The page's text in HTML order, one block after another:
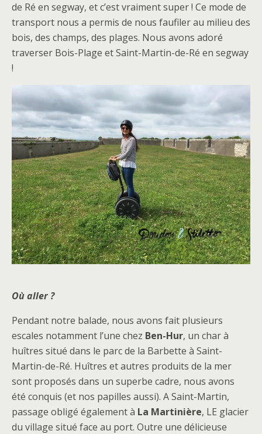
de Ré en segway, et c’est vraiment super ! Ce mode de
transport nous a permis de nous faufiler au milieu des
bois, des champs, des plages. Nous avons adoré
traverser Bois-Plage et Saint-Martin-de-Ré en segway
!
Où aller ?
Pendant notre balade, nous avons fait plusieurs
escales notamment l’une chez Ben-Hur, un char à
huîtres situé dans le parc de la Barbette à Saint-
Martin-de-Ré. Huîtres et autres produits de la mer
sont proposés dans un superbe cadre, nous avons
été conquis (et nos papilles aussi). A Saint-Martin,
passage obligé également à La Martinière, LE glacier
du village situé face au port. Outre une délicieuse